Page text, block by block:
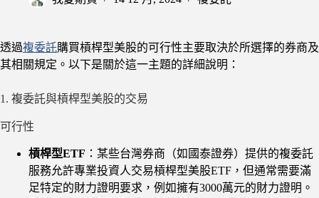
透過複委託購買槓桿型美股的可行性主要取決於所選擇的券商及
其相關規定。以下是關於這一主題的詳細說明：
1. 複委託與槓桿型美股的交易
可行性
槓桿型ETF ：某些台灣券商（如國泰證券）提供的複委託
服務允許專業投資人交易槓桿型美股ETF，但通常需要滿
足特定的財力證明要求，例如擁有3000萬元的財力證明。